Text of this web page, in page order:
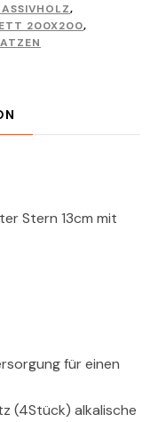
,
200X200,
Stern 13cm mit
für einen
(4Stück) alkalische